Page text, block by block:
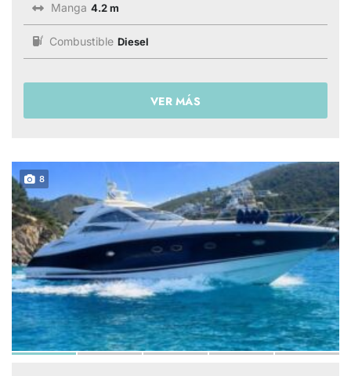
Manga 4.2 m
Combustible Diesel
VER MÁS
8